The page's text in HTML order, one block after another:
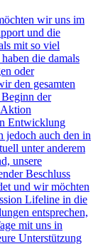
wir uns im
und die
mit so viel
die damals
oder
den gesamten
der
Entwicklung
jedoch auch den in
unter anderem
unsere
Beschluss
und wir möchten
Lifeline in die
entsprechen,
mit uns in
Unterstützung